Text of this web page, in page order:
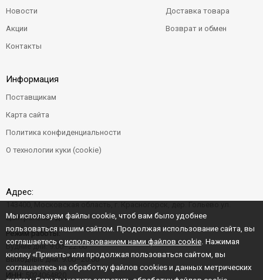
Новости
Акции
Контакты
Доставка товара
Возврат и обмен
Информация
Поставщикам
Карта сайта
Политика конфиденциальности
О технологии куки (cookie)
Адрес:
Центральная д. 6"Б"
Режим работы:
Будние дни: 9:00–22:00
Выходные дни: 9:00–20:00
ИНН:
Мы используем файлы cookie, чтоб вам было удобнее
пользоваться нашим сайтом. Продолжая использование сайта, вы
соглашаетесь с использованием нами файлов cookie . Нажимая
кнопку «Принять» или продолжая пользоваться сайтом, вы
соглашаетесь на обработку файлов cookies и данных метрических